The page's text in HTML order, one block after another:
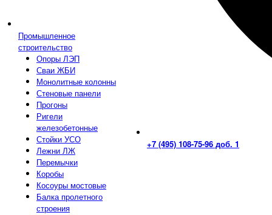
Промышленное
строительство
Опоры ЛЭП
Сваи ЖБИ
Монолитные колонны
Стеновые панели
Прогоны
Ригели
железобетонные
Стойки УСО
Лежни ЛЖ
Перемычки
Коробы
Косоуры мостовые
Балка пролетного
строения
+7 (495) 108-75-96 доб. 1